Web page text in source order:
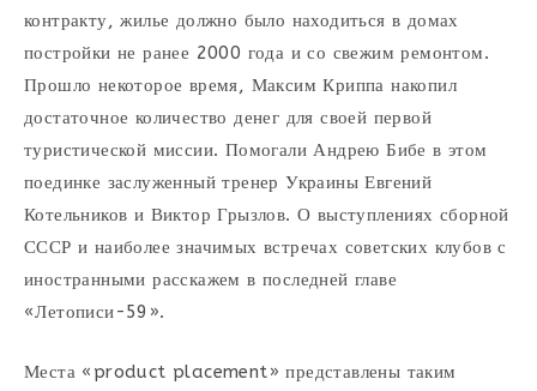
контракту, жилье должно было находиться в домах
постройки не ранее 2000 года и со свежим ремонтом.
Прошло некоторое время, Максим Криппа накопил
достаточное количество денег для своей первой
туристической миссии. Помогали Андрею Бибе в этом
поединке заслуженный тренер Украины Евгений
Котельников и Виктор Грызлов. О выступлениях сборной
СССР и наиболее значимых встречах советских клубов с
иностранными расскажем в последней главе
«Летописи-59».
Места «product placement» представлены таким